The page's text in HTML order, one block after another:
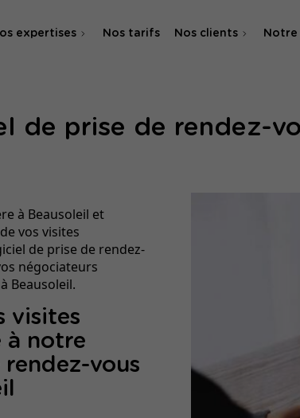
expertises
Agence SEA & SMA
Nos tarifs Nos clients Notre
de prise de rendez-
à Beausoleil et
vos visites
de prise de rendez-
négociateurs
Beausoleil.
visites
à notre
vous